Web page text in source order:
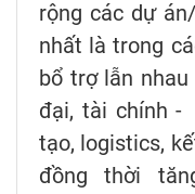
rộng các dự
nhất là trong
bổ trợ lẫn
đại, tài chính -
tạo, logistics,
đồng thời